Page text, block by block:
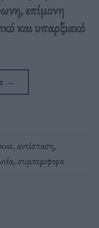
επίμονη
και υπαρξιακό
→
,αντίσταση,
,συμπεριφορα